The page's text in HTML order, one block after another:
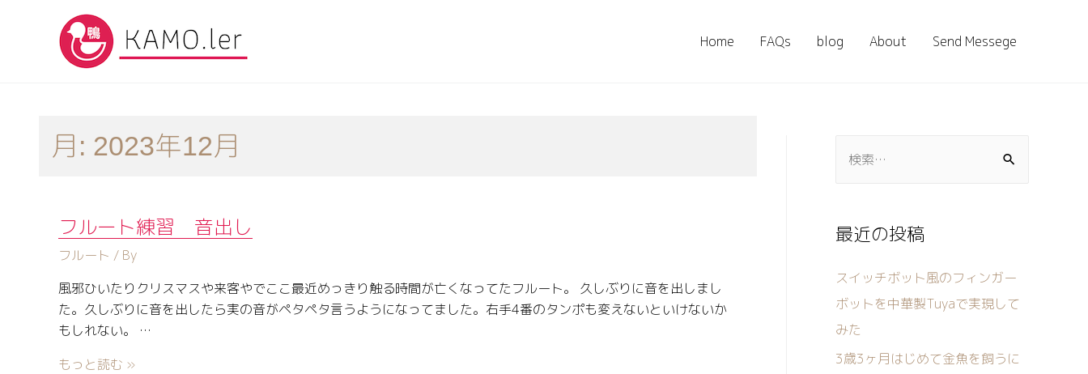
Home FAQs blog About Send Messege
月: 2023年12月
フルート練習 音出し
フルート / By
風邪ひいたりクリスマスや来客やでここ最近めっきり触る時間が亡くなってたフルート。 久しぶりに音を出しまし
た。久しぶりに音を出したら実の音がペタペタ言うようになってました。右手4番のタンポも変えないといけないか
もしれない。 …
もっと読む »
最近の投稿
スイッチボット風のフィンガー
ボットを中華製Tuyaで実現して
みた
3歳3ヶ月はじめて金魚を飼うに